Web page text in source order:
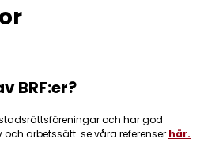
BRF:er?
och har god
arbetssätt. se våra referenser här.